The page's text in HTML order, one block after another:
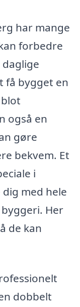
har mange
forbedre
få bygget en
også en
gøre
bekvem. Et
i
med hele
Her
de kan
dobbelt